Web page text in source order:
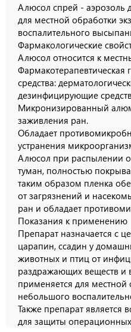
Алюсол спрей - аэрозоль
для местной обработки
воспалительного
Фармакологические
Алюсол относится к
Фармакотерапевтическая
средства:
дезинфицирующие
Микронизированный
заживления ран.
Обладает
устранения
Алюсол при распылении
туман, полностью
таким образом пленка
от загрязнений и
ран и обладает
Показания к применению
Препарат назначается с
царапин, ссадин у
животных и птиц от
раздражающих веществ и
применяется для местной
небольшого
Также препарат является
для защиты